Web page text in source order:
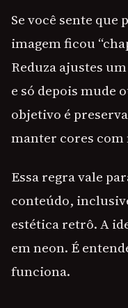
Se você sente que
imagem ficou
Reduza ajustes
e só depois mude
objetivo é
manter cores com
Essa regra vale
conteúdo,
estética retrô. A
em neon. É
funciona.